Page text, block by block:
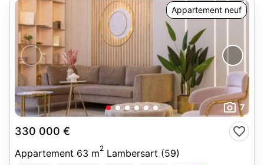
Appartement neuf
7
330 000 €
Appartement 63 m2 Lambersart (59)